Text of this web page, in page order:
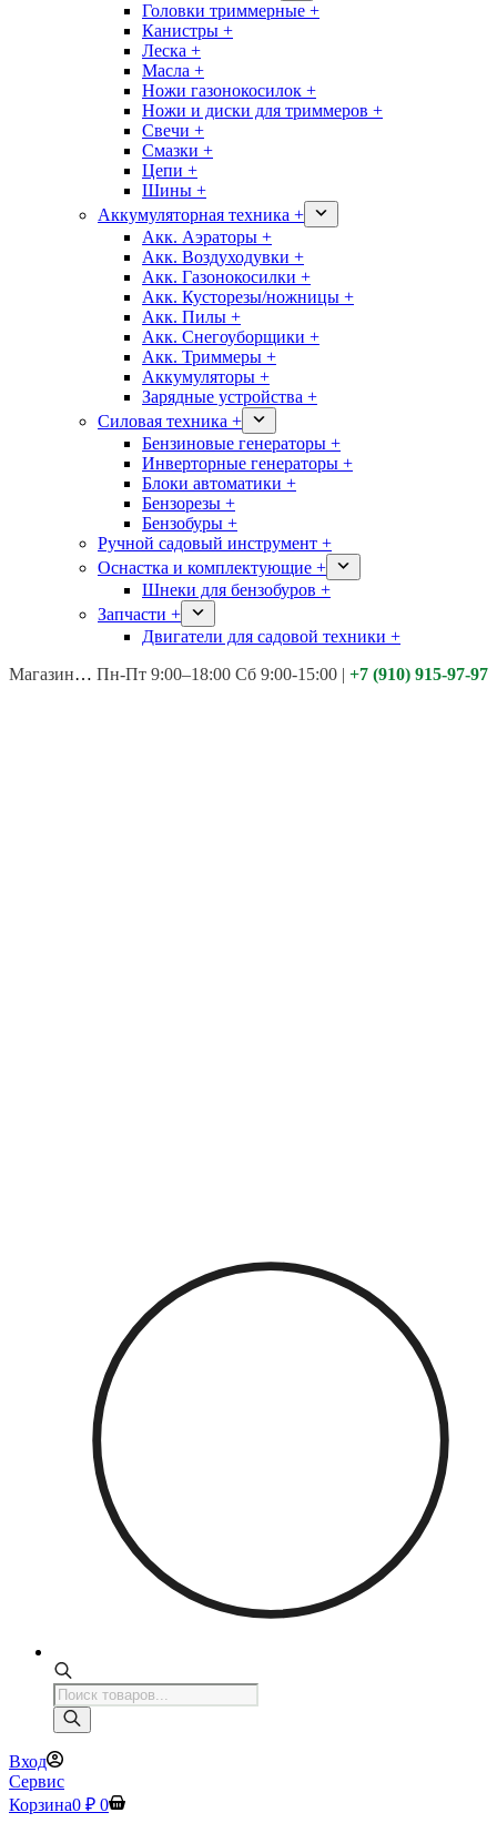
Головки триммерные +
Канистры +
Леска +
Масла +
Ножи газонокосилок +
Ножи и диски для триммеров +
Свечи +
Смазки +
Цепи +
Шины +
Аккумуляторная техника +
Акк. Аэраторы +
Акк. Воздуходувки +
Акк. Газонокосилки +
Акк. Кусторезы/ножницы +
Акк. Пилы +
Акк. Снегоуборщики +
Акк. Триммеры +
Аккумуляторы +
Зарядные устройства +
Силовая техника +
Бензиновые генераторы +
Инверторные генераторы +
Блоки автоматики +
Бензорезы +
Бензобуры +
Ручной садовый инструмент +
Оснастка и комплектующие +
Шнеки для бензобуров +
Запчасти +
Двигатели для садовой техники +
Магазины: Калуга ул. Московская д.113
Пн-Пт 9:00–18:00 Сб 9:00-15:00 | +7 (910) 915-97-97
Поиск
товаров
Вход
Сервис
Корзина0 ₽ 0